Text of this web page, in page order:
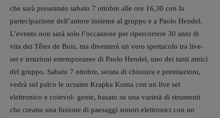
che sarà presentato sabato 7 ottobre alle ore 16,30 con la
partecipazione dell’autore insieme al gruppo e a Paolo Hendel.
L’evento non sarà solo l’occasione per ripercorrere 30 anni di
vita dei Têtes de Bois, ma diventerà un vero spettacolo tra live-
set e irruzioni estemporanee di Paolo Hendel, uno dei tanti amici
del gruppo. Sabato 7 ottobre, serata di chiusura e premiazioni,
vedrà sul palco le ucraine Krapka Koma con un live set
elettronico e coinvol- gente, basato su una varietà di strumenti
che creano una fusione di paesaggi sonori elettronici con un